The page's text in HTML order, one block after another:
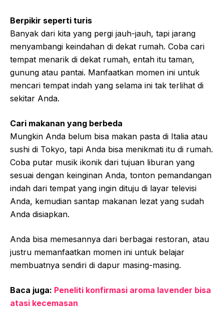
Berpikir seperti turis
Banyak dari kita yang pergi jauh-jauh, tapi jarang
menyambangi keindahan di dekat rumah. Coba cari
tempat menarik di dekat rumah, entah itu taman,
gunung atau pantai. Manfaatkan momen ini untuk
mencari tempat indah yang selama ini tak terlihat di
sekitar Anda.
Cari makanan yang berbeda
Mungkin Anda belum bisa makan pasta di Italia atau
sushi di Tokyo, tapi Anda bisa menikmati itu di rumah.
Coba putar musik ikonik dari tujuan liburan yang
sesuai dengan keinginan Anda, tonton pemandangan
indah dari tempat yang ingin dituju di layar televisi
Anda, kemudian santap makanan lezat yang sudah
Anda disiapkan.
Anda bisa memesannya dari berbagai restoran, atau
justru memanfaatkan momen ini untuk belajar
membuatnya sendiri di dapur masing-masing.
Baca juga: Peneliti konfirmasi aroma lavender bisa
atasi kecemasan